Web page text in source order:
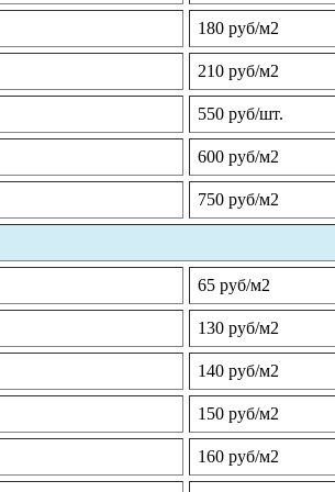
180 руб/м2
210 руб/м2
550 руб/шт.
600 руб/м2
750 руб/м2
65 руб/м2
130 руб/м2
140 руб/м2
150 руб/м2
160 руб/м2